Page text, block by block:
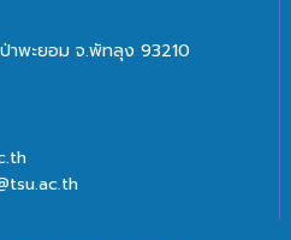
าพะยอม จ.พัทลุง 93210